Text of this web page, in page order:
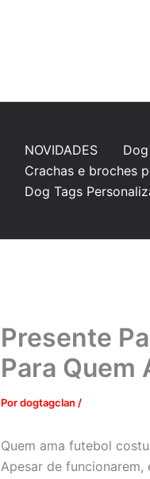
NOVIDADES
Crachas e broches
Dog Tags
Presente
Para Quem
Pordogtagclan /
Quem ama futebol
Apesar de funcionarem,